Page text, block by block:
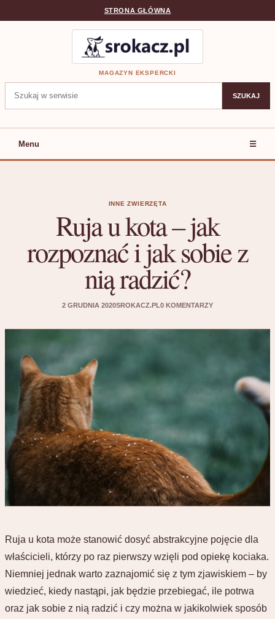
STRONA GŁÓWNA
MAGAZYN EKSPERCKI
Szukaj:
SZUKAJ
Menu ☰
INNE ZWIERZĘTA
Ruja u kota – jak
rozpoznać i jak sobie z
nią radzić?
2 GRUDNIA 2020SROKACZ.PL0 KOMENTARZY
Ruja u kota może stanowić dosyć abstrakcyjne pojęcie dla
właścicieli, którzy po raz pierwszy wzięli pod opiekę kociaka.
Niemniej jednak warto zaznajomić się z tym zjawiskiem – by
wiedzieć, kiedy nastąpi, jak będzie przebiegać, ile potrwa
oraz jak sobie z nią radzić i czy można w jakikolwiek sposób